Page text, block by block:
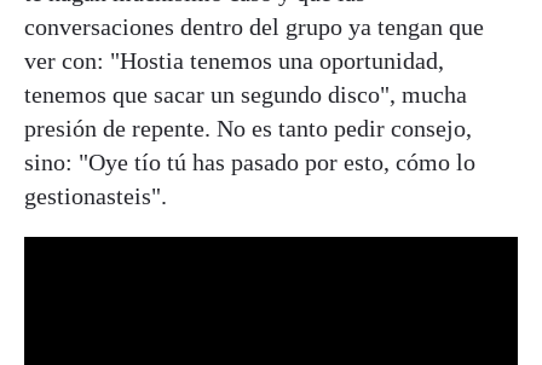
conversaciones dentro del grupo ya tengan que
ver con: "Hostia tenemos una oportunidad,
tenemos que sacar un segundo disco", mucha
presión de repente. No es tanto pedir consejo,
sino: "Oye tío tú has pasado por esto, cómo lo
gestionasteis".